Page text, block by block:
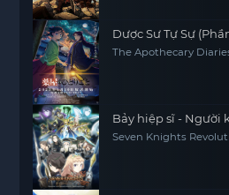
Dược Sư Tự Sự
The Apothecary
Bảy hiệp sĩ - Người
Seven Knights